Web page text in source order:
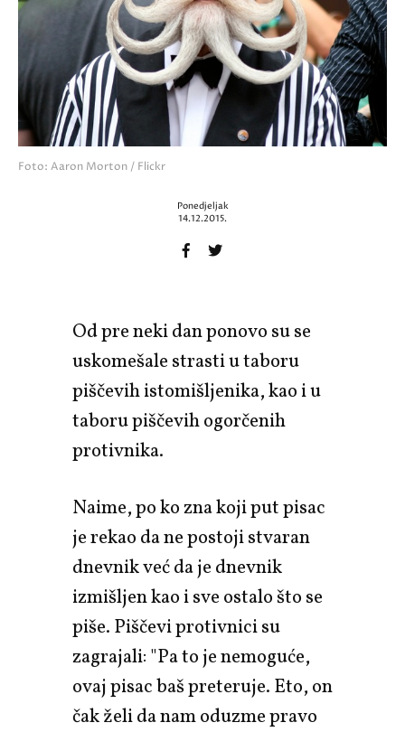
Foto: Aaron Morton / Flickr
Ponedjeljak
14.12.2015.
Od pre neki dan ponovo su se
uskomešale strasti u taboru
piščevih istomišljenika, kao i u
taboru piščevih ogorčenih
protivnika.
Naime, po ko zna koji put pisac
je rekao da ne postoji stvaran
dnevnik već da je dnevnik
izmišljen kao i sve ostalo što se
piše. Piščevi protivnici su
zagrajali: "Pa to je nemoguće,
ovaj pisac baš preteruje. Eto, on
čak želi da nam oduzme pravo